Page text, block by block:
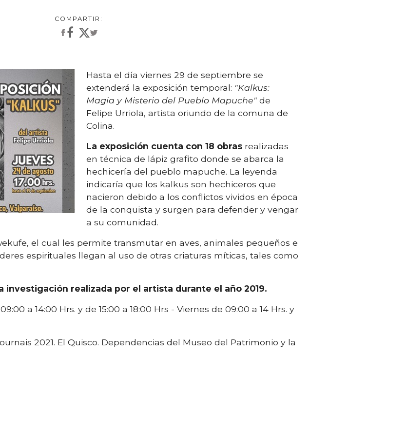
Hasta el día viernes 29 de septiembre se
extenderá la exposición temporal: "Kalkus:
Magia y Misterio del Pueblo Mapuche" de
Felipe Urriola, artista oriundo de la comuna de
Colina.
La exposición cuenta con 18 obras realizadas
en técnica de lápiz grafito donde se abarca la
hechicería del pueblo mapuche. La leyenda
indicaría que los kalkus son hechiceros que
nacieron debido a los conflictos vividos en época
de la conquista y surgen para defender y vengar
a su comunidad.
el cual les permite transmutar en aves, animales pequeños e
espirituales llegan al uso de otras criaturas míticas, tales como
investigación realizada por el artista durante el año 2019.
a 14:00 Hrs. y de 15:00 a 18:00 Hrs - Viernes de 09:00 a 14 Hrs. y
2021. El Quisco. Dependencias del Museo del Patrimonio y la